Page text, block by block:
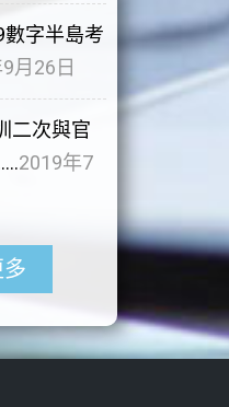
字半島考
月26日
二次與官
2019年7